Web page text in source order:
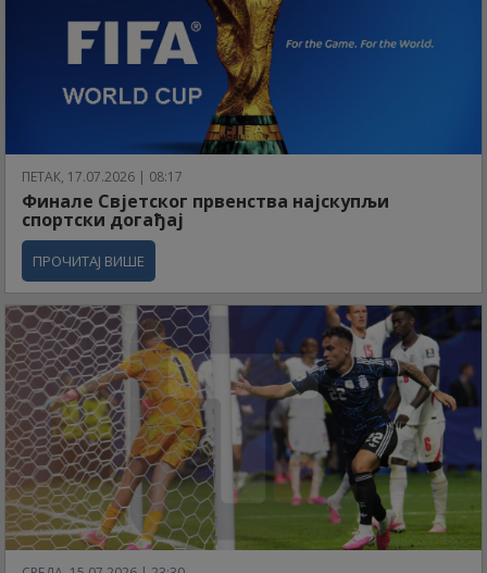
ПЕТАК, 17.07.2026 | 08:17
Финале Свјетског првенства најскупљи
спортски догађај
ПРОЧИТАЈ ВИШЕ